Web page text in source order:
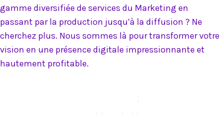
gamme diversifiée de services du Marketing en
passant par la production jusqu’à la diffusion ? Ne
cherchez plus. Nous sommes là pour transformer votre
vision en une présence digitale impressionnante et
hautement profitable.